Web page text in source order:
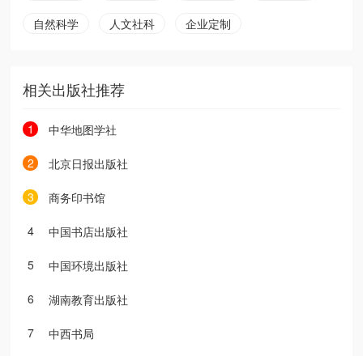
自然科学 人文社科 企业定制
相关出版社推荐
1 中华地图学社
2 北京日报出版社
3 商务印书馆
4 中国书店出版社
5 中国环境出版社
6 湖南教育出版社
7 中西书局